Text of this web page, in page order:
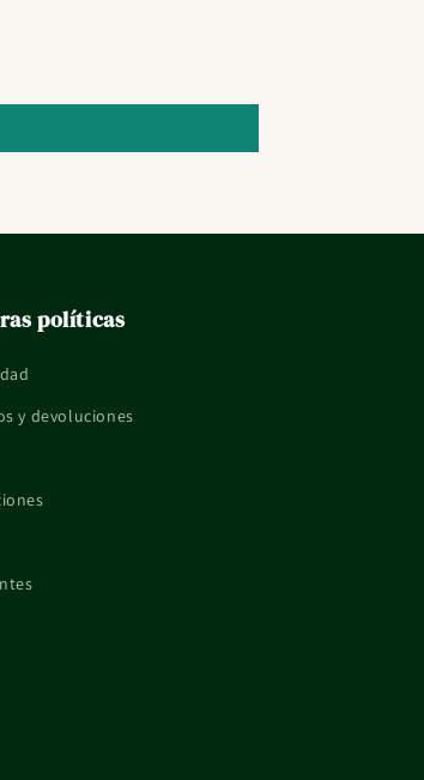
políticas
y devoluciones